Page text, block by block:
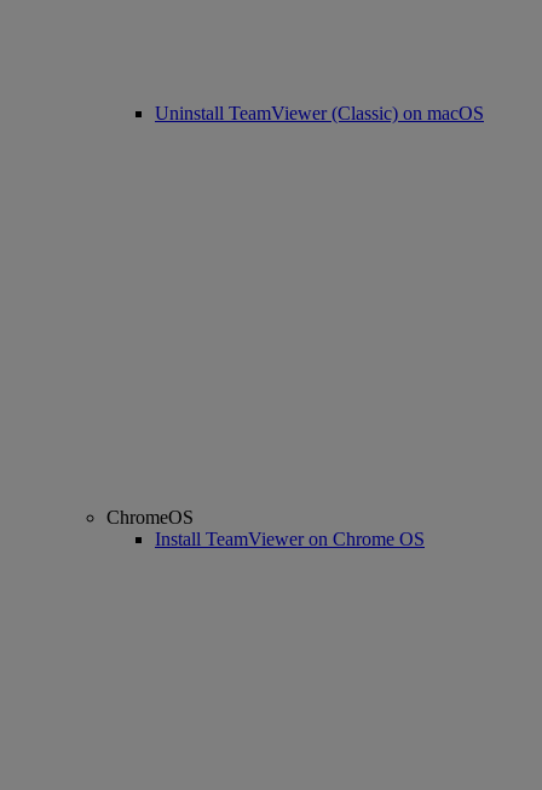
Uninstall TeamViewer (Classic) on macOS
ChromeOS
Install TeamViewer on Chrome OS